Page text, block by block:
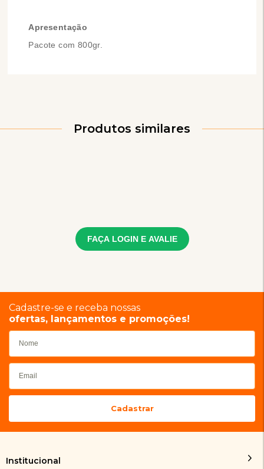
Apresentação
Pacote com 800gr.
Produtos similares
FAÇA LOGIN E AVALIE
Cadastre-se e receba nossas
ofertas, lançamentos e promoções!
Institucional